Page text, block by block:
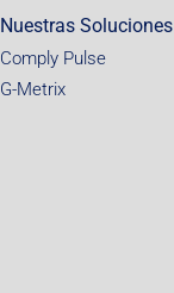
Nuestras Soluciones
Comply Pulse
G-Metrix